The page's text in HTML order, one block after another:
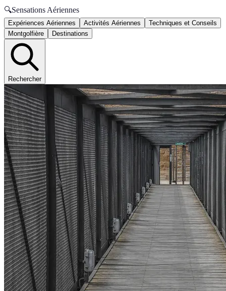
🔍Sensations Aériennes
Expériences Aériennes Activités Aériennes
Techniques et Conseils
Montgolfière
Destinations
Rechercher